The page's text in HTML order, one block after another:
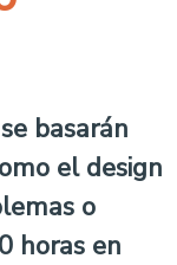
basarán
el design
o
horas en